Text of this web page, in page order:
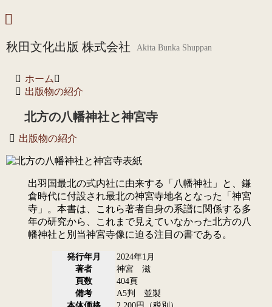
秋田文化出版 株式会社 Akita Bunka Shuppan
ホーム
出版物の紹介
北方の八幡神社と神宮寺
出版物の紹介
出羽国最北の式内社に由来する「八幡神社」と、鎌
倉時代に付設され最北の神宮寺地名となった「神宮
寺」。本書は、これら著者自身の系譜に関係する多
年の研究から、これまで見えていなかった北方の八
幡神社と別当神宮寺像に迫る注目の書である。
発行年月
2024年1月
著者
神宮 滋
頁数
404頁
備考
A5判 並製